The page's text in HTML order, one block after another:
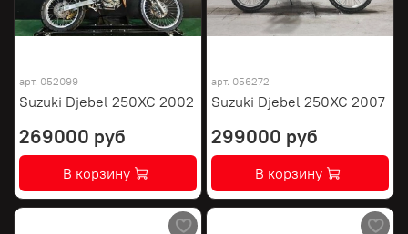
арт. 052099
Suzuki Djebel 250XC 2002
269000 руб
В корзину
арт. 056272
Suzuki Djebel 250XC 2007
299000 руб
В корзину